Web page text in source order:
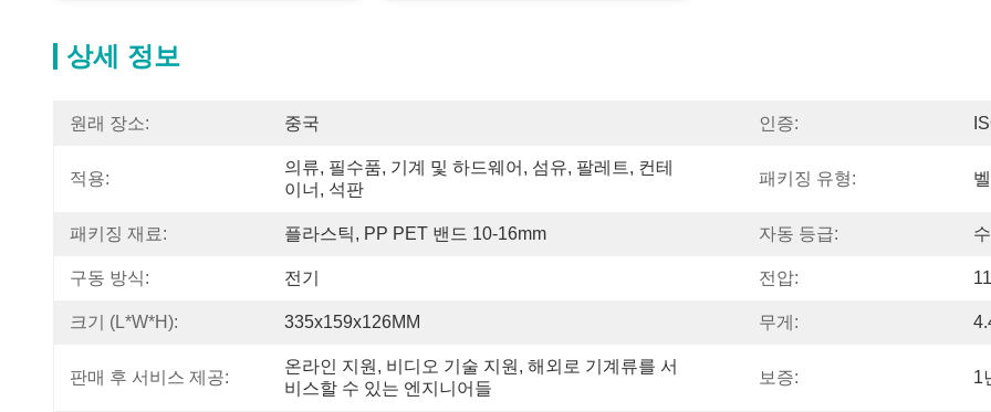
상세 정보
원래 장소: 중국 인증:
적용:
의류, 필수품, 기계 및 하드웨어, 섬유, 팔레트, 컨테
이너, 석판
패키징 유형:
패키징 재료: 플라스틱, PP PET 밴드 10-16mm 자동 등급:
구동 방식: 전기 전압:
크기 (L*W*H): 335x159x126MM 무게:
판매 후 서비스 제공:
온라인 지원, 비디오 기술 지원, 해외로 기계류를 서
비스할 수 있는 엔지니어들
보증: 1